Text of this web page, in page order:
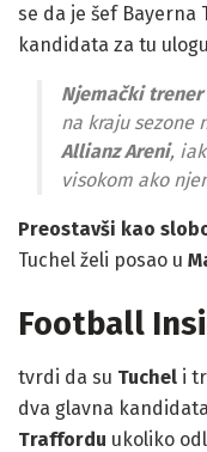
se da je šef Bayerna
kandidata za tu
Njemački trener
na kraju sezone
Allianz Areni,
visokom ako
Preostavši kao
Tuchel želi posao u
Football
tvrdi da su Tuchel i
dva glavna
Traffordu ukoliko